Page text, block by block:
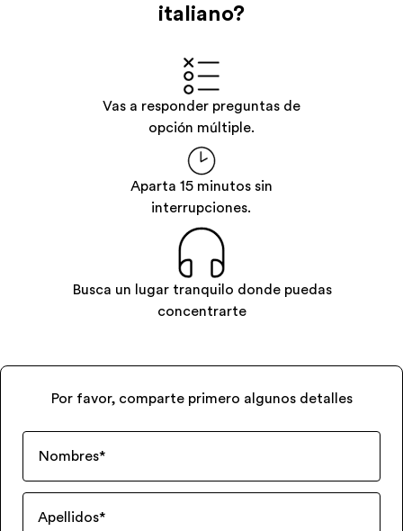
italiano?
Vas a responder preguntas de
opción múltiple.
Aparta 15 minutos sin
interrupciones.
Busca un lugar tranquilo donde puedas
concentrarte
Por favor, comparte primero algunos detalles
Nombres*
Apellidos*